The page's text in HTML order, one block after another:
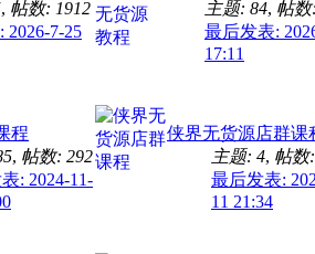
, 帖数: 1912
2026-7-25
主题: 84, 帖数
最后发表:
17:11
程
, 帖数: 292
: 2024-11-
侠界无货源店群课
主题: 4, 帖数
最后发表:
11 21:34